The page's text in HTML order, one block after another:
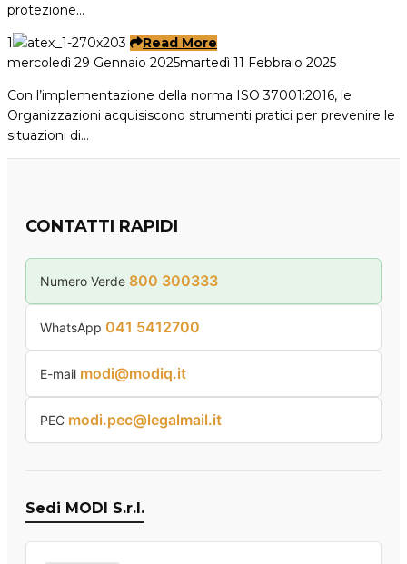
protezione…
1
Read More
mercoledì 29 Gennaio 2025martedì 11 Febbraio 2025
Con l’implementazione della norma ISO 37001:2016, le
Organizzazioni acquisiscono strumenti pratici per prevenire le
situazioni di…
CONTATTI RAPIDI
Numero Verde 800 300333
WhatsApp 041 5412700
E-mail modi@modiq.it
PEC modi.pec@legalmail.it
Sedi MODI S.r.l.